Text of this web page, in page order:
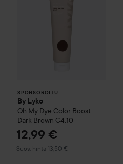
SPONSOROITU
By Lyko
Oh My Dye Color Boost
Dark Brown C4.10
12,99 €
Suos. hinta 13,50 €
Suositeltu hinta 13,50 €